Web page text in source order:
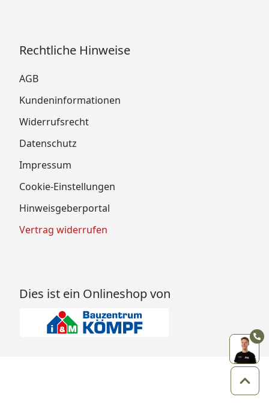
Rechtliche Hinweise
AGB
Kundeninformationen
Widerrufsrecht
Datenschutz
Impressum
Cookie-Einstellungen
Hinweisgeberportal
Vertrag widerrufen
Dies ist ein Onlineshop von